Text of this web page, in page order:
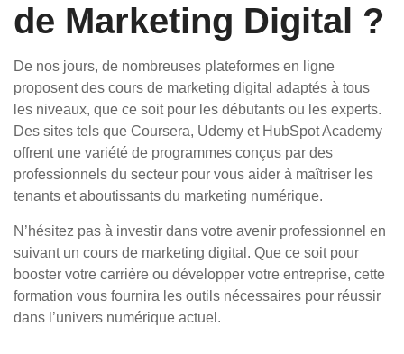
de Marketing Digital ?
De nos jours, de nombreuses plateformes en ligne
proposent des cours de marketing digital adaptés à tous
les niveaux, que ce soit pour les débutants ou les experts.
Des sites tels que Coursera, Udemy et HubSpot Academy
offrent une variété de programmes conçus par des
professionnels du secteur pour vous aider à maîtriser les
tenants et aboutissants du marketing numérique.
N’hésitez pas à investir dans votre avenir professionnel en
suivant un cours de marketing digital. Que ce soit pour
booster votre carrière ou développer votre entreprise, cette
formation vous fournira les outils nécessaires pour réussir
dans l’univers numérique actuel.